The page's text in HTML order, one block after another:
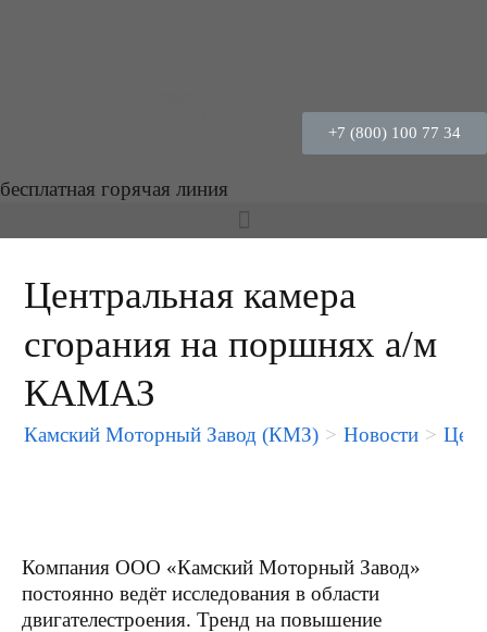
+7 (800) 100 77 34
бесплатная горячая линия
Центральная камера
сгорания на поршнях а/м
КАМАЗ
Камский Моторный Завод (КМЗ) > Новости >
Компания ООО «Камский Моторный Завод»
постоянно ведёт исследования в области
двигателестроения. Тренд на повышение